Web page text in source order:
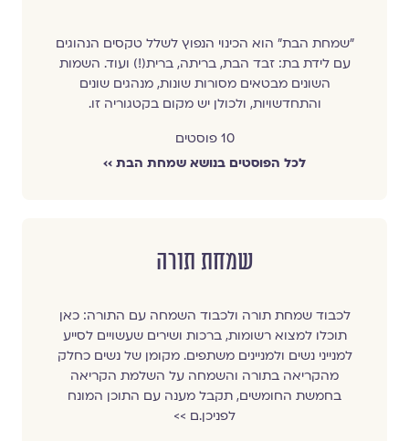
"שמחת הבת" הוא הכינוי הנפוץ לשלל טקסים הנהוגים
עם לידת בת: זבד הבת, בריתה, ברית(!) ועוד. השמות
השונים מבטאים מסורות שונות, מנהגים שונים
והתחדשויות, ולכולן יש מקום בקטגוריה זו.
10 פוסטים
לכל הפוסטים בנושא שמחת הבת ››
שמחת תורה
לכבוד שמחת תורה ולכבוד השמחה עם התורה: כאן
תוכלו למצוא רשומות, ברכות ושירים שעשויים לסייע
למנייני נשים ולמניינים משתפים. מקומן של נשים כחלק
מהקריאה בתורה והשמחה על השלמת הקריאה
בחמשת החומשים, תקבל מענה עם התוכן המונח
לפניכן.ם >>